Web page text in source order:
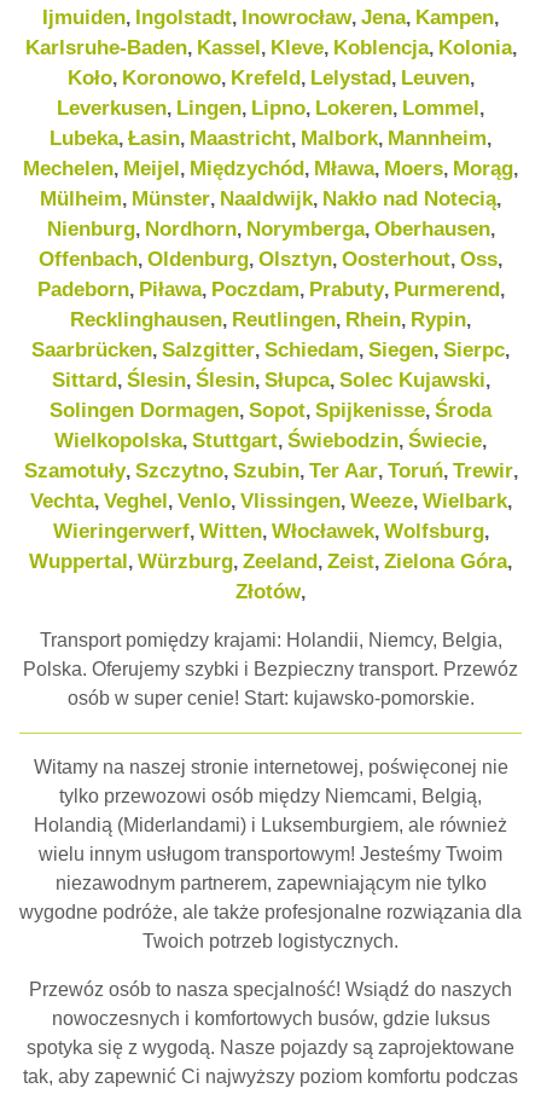
Ijmuiden, Ingolstadt, Inowrocław, Jena, Kampen,
Karlsruhe-Baden, Kassel, Kleve, Koblencja, Kolonia,
Koło, Koronowo, Krefeld, Lelystad, Leuven,
Leverkusen, Lingen, Lipno, Lokeren, Lommel,
Lubeka, Łasin, Maastricht, Malbork, Mannheim,
Mechelen, Meijel, Międzychód, Mława, Moers, Morąg,
Mülheim, Münster, Naaldwijk, Nakło nad Notecią,
Nienburg, Nordhorn, Norymberga, Oberhausen,
Offenbach, Oldenburg, Olsztyn, Oosterhout, Oss,
Padeborn, Piława, Poczdam, Prabuty, Purmerend,
Recklinghausen, Reutlingen, Rhein, Rypin,
Saarbrücken, Salzgitter, Schiedam, Siegen, Sierpc,
Sittard, Ślesin, Ślesin, Słupca, Solec Kujawski,
Solingen Dormagen, Sopot, Spijkenisse, Środa
Wielkopolska, Stuttgart, Świebodzin, Świecie,
Szamotuły, Szczytno, Szubin, Ter Aar, Toruń, Trewir,
Vechta, Veghel, Venlo, Vlissingen, Weeze, Wielbark,
Wieringerwerf, Witten, Włocławek, Wolfsburg,
Wuppertal, Würzburg, Zeeland, Zeist, Zielona Góra,
Złotów,
Transport pomiędzy krajami: Holandii, Niemcy, Belgia,
Polska. Oferujemy szybki i Bezpieczny transport. Przewóz
osób w super cenie! Start: kujawsko-pomorskie.
Witamy na naszej stronie internetowej, poświęconej nie
tylko przewozowi osób między Niemcami, Belgią,
Holandią (Miderlandami) i Luksemburgiem, ale również
wielu innym usługom transportowym! Jesteśmy Twoim
niezawodnym partnerem, zapewniającym nie tylko
wygodne podróże, ale także profesjonalne rozwiązania dla
Twoich potrzeb logistycznych.
Przewóz osób to nasza specjalność! Wsiądź do naszych
nowoczesnych i komfortowych busów, gdzie luksus
spotyka się z wygodą. Nasze pojazdy są zaprojektowane
tak, aby zapewnić Ci najwyższy poziom komfortu podczas